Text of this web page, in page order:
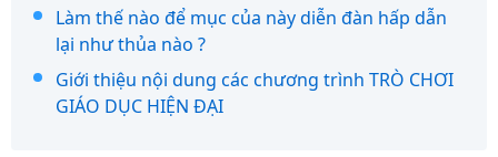
Làm thế nào để mục của này diễn đàn hấp dẫn
lại như thủa nào ?
Giới thiệu nội dung các chương trình TRÒ CHƠI
GIÁO DỤC HIỆN ĐẠI